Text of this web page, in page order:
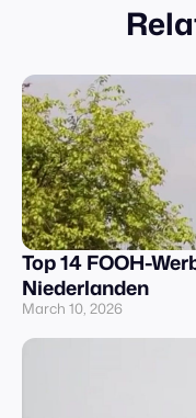
Top 14 FOOH-
Niederlanden
March 10, 2026